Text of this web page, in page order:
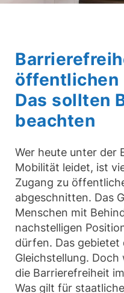
öffentlichen
Das sollten
beachten
Wer heute unter der
Mobilität leidet, ist
Zugang zu
abgeschnitten. Das
Menschen mit
nachstelligen
dürfen. Das gebietet
Gleichstellung. Doch
die Barrierefreiheit
Was gilt für